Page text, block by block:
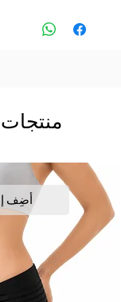
أضِف